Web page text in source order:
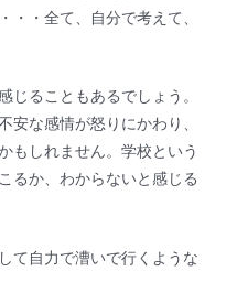
・・全て、自分で考えて、
じることもあるでしょう。
安な感情が怒りにかわり、
もしれません。学校という
るか、わからないと感じる
て自力で漕いで行くような